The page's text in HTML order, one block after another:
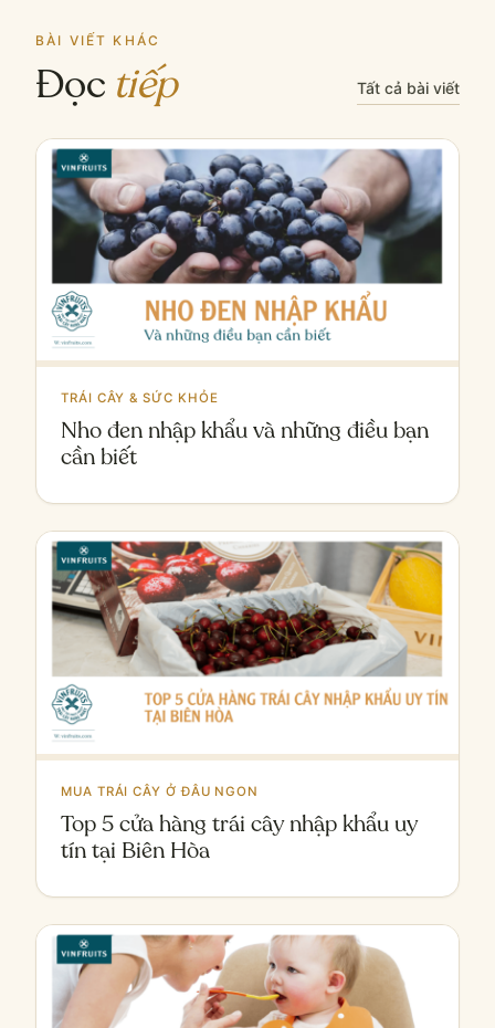
BÀI VIẾT KHÁC
Đọc tiếp Tất cả bài viết
TRÁI CÂY & SỨC KHỎE
Nho đen nhập khẩu và những điều bạn
cần biết
MUA TRÁI CÂY Ở ĐÂU NGON
Top 5 cửa hàng trái cây nhập khẩu uy
tín tại Biên Hòa